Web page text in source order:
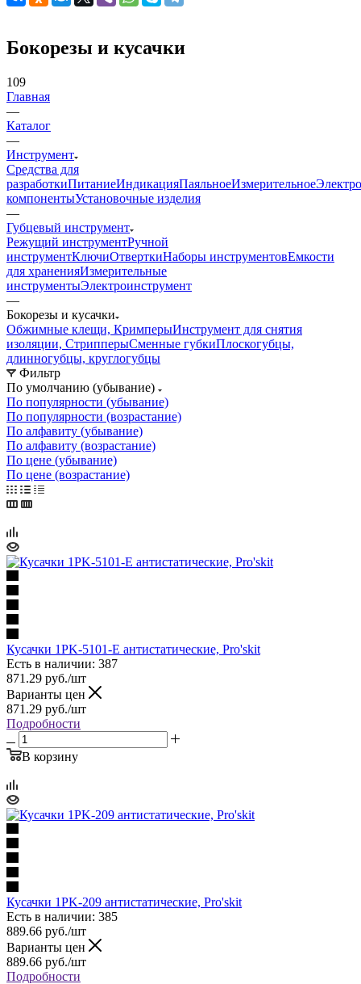
Бокорезы и кусачки
109
Главная
—
Каталог
—
Инструмент
Средства для
разработкиПитаниеИндикацияПаяльноеИзмерительное
компонентыУстановочные изделия
—
Губцевый инструмент
Режущий инструментРучной
инструментКлючиОтверткиНаборы инструментовЕмкости
для храненияИзмерительные
инструментыЭлектроинструмент
—
Бокорезы и кусачки
Обжимные клещи, КримперыИнструмент для снятия
изоляции, СтрипперыСменные губкиПлоскогубцы,
длинногубцы, круглогубцы
Фильтр
По умолчанию (убывание)
По популярности (убывание)
По популярности (возрастание)
По алфавиту (убывание)
По алфавиту (возрастание)
По цене (убывание)
По цене (возрастание)
Кусачки 1PK-5101-E антистатические, Pro'skit
Есть в наличии: 387
871.29 руб./шт
Варианты цен
871.29 руб./шт
Подробности
В корзину
Кусачки 1PK-209 антистатические, Pro'skit
Есть в наличии: 385
889.66 руб./шт
Варианты цен
889.66 руб./шт
Подробности